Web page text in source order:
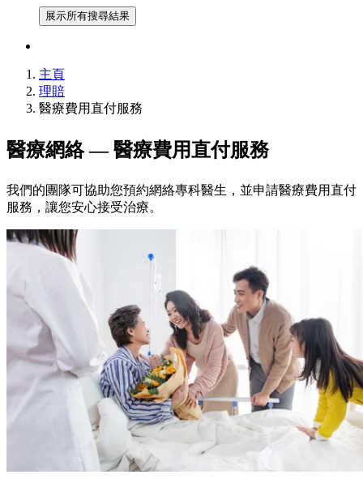
展示所有搜尋結果
主頁
理賠
醫療費用直付服務
醫療網絡— 醫療費用直付服務
我們的團隊可協助您預約網絡專科醫生，並申請醫療費用直付
服務，讓您安心接受治療。​